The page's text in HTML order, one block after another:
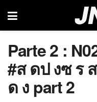
Parte 2 :
#ส ดป งซ ร
ด ง part 2